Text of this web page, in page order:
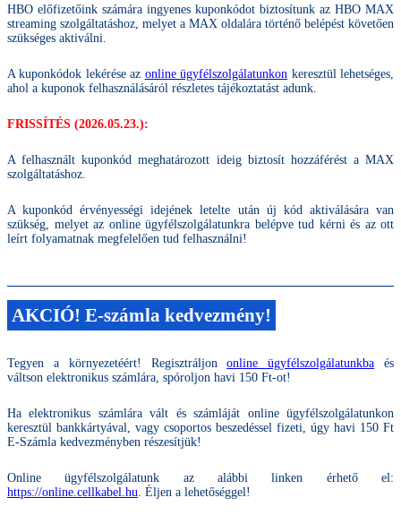
HBO előfizetőink számára ingyenes kuponkódot biztosítunk az HBO MAX
streaming szolgáltatáshoz, melyet a MAX oldalára történő belépést követően
szükséges aktiválni.
A kuponkódok lekérése az online ügyfélszolgálatunkon keresztül lehetséges,
ahol a kuponok felhasználásáról részletes tájékoztatást adunk.
FRISSÍTÉS (2026.05.23.):
A felhasznált kuponkód meghatározott ideig biztosít hozzáférést a MAX
szolgáltatáshoz.
A kuponkód érvényességi idejének letelte után új kód aktiválására van
szükség, melyet az online ügyfélszolgálatunkra belépve tud kérni és az ott
leírt folyamatnak megfelelően tud felhasználni!
AKCIÓ! E-számla kedvezmény!​
Tegyen a környezetéért! Regisztráljononline ügyfélszolgálatunkba és
váltson elektronikus számlára, spóroljon havi 150 Ft-ot!
Ha elektronikus számlára vált és számláját online ügyfélszolgálatunkon
keresztül bankkártyával, vagy csoportos beszedéssel fizeti, úgy havi 150 Ft
E-Számla kedvezményben részesítjük!
Online ügyfélszolgálatunk az alábbi linken érhető el:
https://online.cellkabel.hu. Éljen a lehetőséggel!